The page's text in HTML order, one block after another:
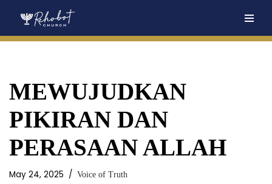
MEWUJUDKAN
PIKIRAN DAN
PERASAAN ALLAH
May 24, 2025 Voice of Truth